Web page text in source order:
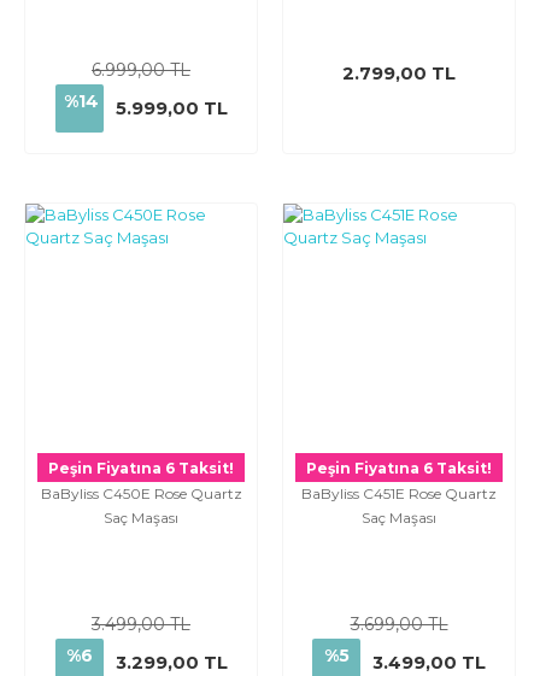
6.999,00 TL
%14
5.999,00 TL
2.799,00 TL
Peşin Fiyatına 6 Taksit!
BaByliss C450E Rose Quartz
Saç Maşası
3.499,00 TL
%6
3.299,00 TL
Peşin Fiyatına 6 Taksit!
BaByliss C451E Rose Quartz
Saç Maşası
3.699,00 TL
%5
3.499,00 TL